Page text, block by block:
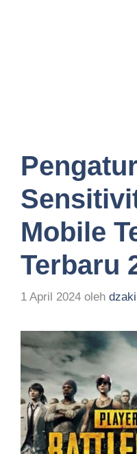
Mobile
Terbaru
1 April 2024 oleh dzaki